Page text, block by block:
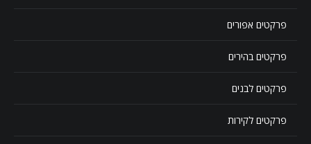
פרקטים אפורים
פרקטים בהירים
פרקטים לבנים
פרקטים לקירות